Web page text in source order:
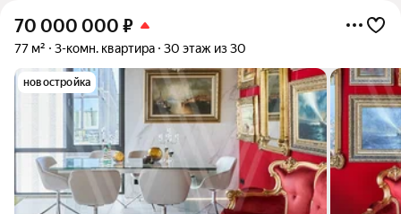
70 000 000 ₽
77 м² 3-комн. квартира 30 этаж из 30
новостройка